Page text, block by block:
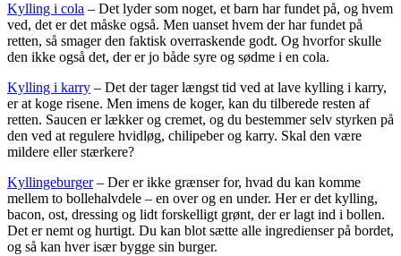
Kylling i cola – Det lyder som noget, et barn har fundet på, og hvem
ved, det er det måske også. Men uanset hvem der har fundet på
retten, så smager den faktisk overraskende godt. Og hvorfor skulle
den ikke også det, der er jo både syre og sødme i en cola.
Kylling i karry – Det der tager længst tid ved at lave kylling i karry,
er at koge risene. Men imens de koger, kan du tilberede resten af
retten. Saucen er lækker og cremet, og du bestemmer selv styrken på
den ved at regulere hvidløg, chilipeber og karry. Skal den være
mildere eller stærkere?
Kyllingeburger– Der er ikke grænser for, hvad du kan komme
mellem to bollehalvdele – en over og en under. Her er det kylling,
bacon, ost, dressing og lidt forskelligt grønt, der er lagt ind i bollen.
Det er nemt og hurtigt. Du kan blot sætte alle ingredienser på bordet,
og så kan hver især bygge sin burger.